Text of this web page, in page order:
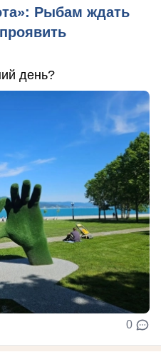
Рыбам ждать
день?
0